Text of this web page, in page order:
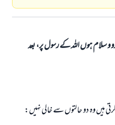
و سلام ہوں اللہ کے رسول پر، بعد
ہيں وہ دو حالتوں سے خالى نہيں: